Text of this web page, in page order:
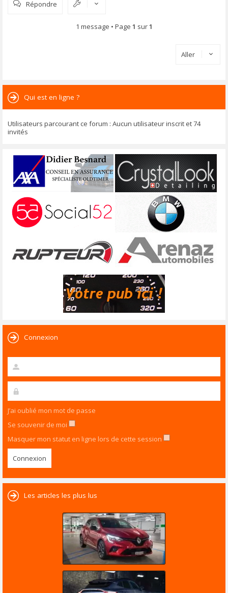
Répondre
1 message • Page 1 sur1
Aller
Qui est en ligne ?
Utilisateurs parcourant ce forum : Aucun utilisateur inscrit et 74
invités
Connexion
J’ai oublié mon mot de passe
Se souvenir de moi
Masquer mon statut en ligne lors de cette session
Les articles les plus lus